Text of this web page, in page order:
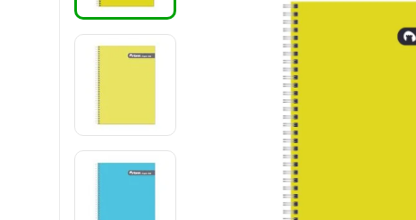
8. harry potter
9. carpetas
10